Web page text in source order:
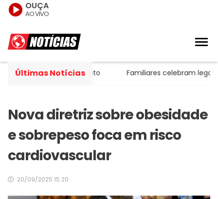
OUÇA
AO VIVO
Últimas Notícias
no trânsito Familiares celebram legado de
Nova diretriz sobre obesidade
e sobrepeso foca em risco
cardiovascular
20/09/2025 15:20